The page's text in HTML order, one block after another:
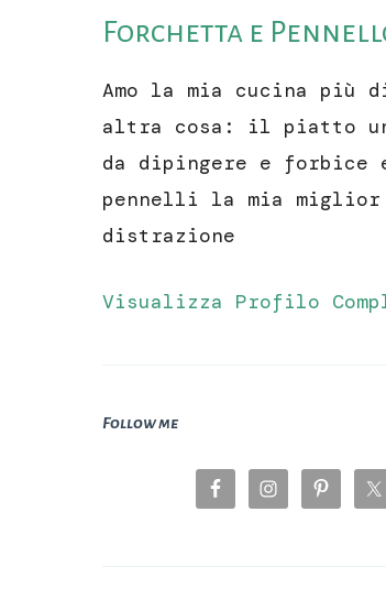
Forchetta e
Amo la mia cucina più
altra cosa: il piatto
da dipingere e forbice
pennelli la mia miglior
distrazione
Visualizza Profilo
Follow me